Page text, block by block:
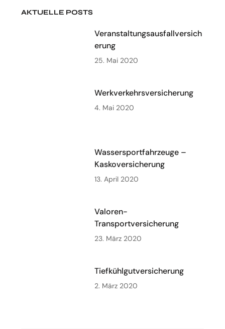
AKTUELLE POSTS
Veranstaltungsausfallversich
erung
25. Mai 2020
Werkverkehrsversicherung
4. Mai 2020
Wassersportfahrzeuge –
Kaskoversicherung
13. April 2020
Valoren-
Transportversicherung
23. März 2020
Tiefkühlgutversicherung
2. März 2020